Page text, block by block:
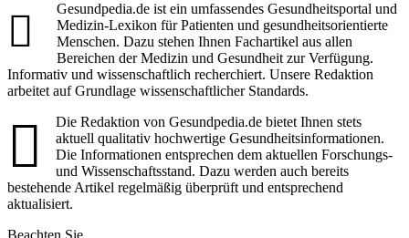
Gesundpedia.de ist ein umfassendes Gesundheitsportal und
Medizin-Lexikon für Patienten und gesundheitsorientierte
Menschen. Dazu stehen Ihnen Fachartikel aus allen
Bereichen der Medizin und Gesundheit zur Verfügung.
Informativ und wissenschaftlich recherchiert. Unsere Redaktion
arbeitet auf Grundlage wissenschaftlicher Standards.
Die Redaktion von Gesundpedia.de bietet Ihnen stets
aktuell qualitativ hochwertige Gesundheitsinformationen.
Die Informationen entsprechen dem aktuellen Forschungs-
und Wissenschaftsstand. Dazu werden auch bereits
bestehende Artikel regelmäßig überprüft und entsprechend
aktualisiert.